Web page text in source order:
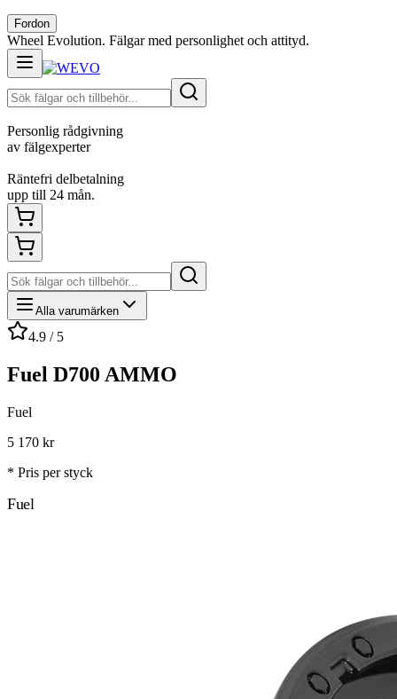
Fordon
Wheel Evolution. Fälgar med personlighet och attityd.
Personlig rådgivning
av fälgexperter
Räntefri delbetalning
upp till 24 mån.
Alla varumärken
4.9 / 5
Fuel D700 AMMO
Fuel
5 170 kr
* Pris per styck
Fuel